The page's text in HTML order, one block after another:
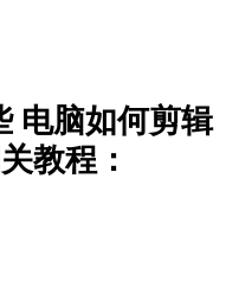
够完全满足成片特效这一
的比较少，另外其在操作上也
电脑如何剪辑
教程：